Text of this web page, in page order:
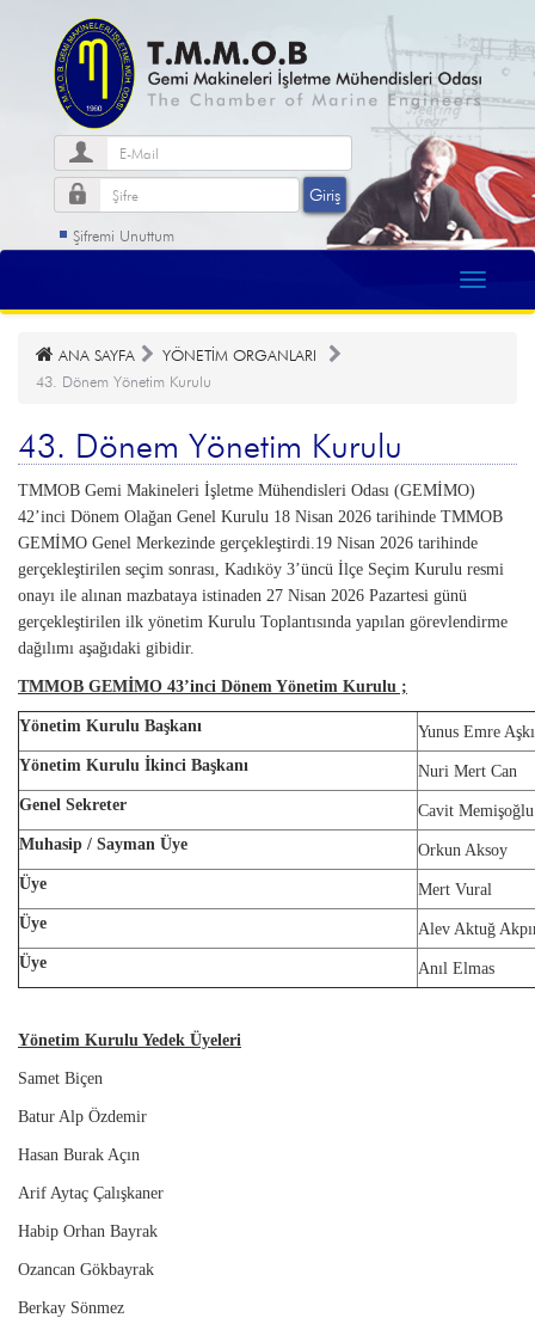
Şifremi Unuttum
ANA SAYFA
YÖNETİM ORGANLARI
43. Dönem Yönetim Kurulu
43. Dönem Yönetim Kurulu
TMMOB Gemi Makineleri İşletme Mühendisleri Odası (GEMİMO)
42’inci Dönem Olağan Genel Kurulu 18 Nisan 2026 tarihinde TMMOB
GEMİMO Genel Merkezinde gerçekleştirdi.19 Nisan 2026 tarihinde
gerçekleştirilen seçim sonrası, Kadıköy 3’üncü İlçe Seçim Kurulu resmi
onayı ile alınan mazbataya istinaden 27 Nisan 2026 Pazartesi günü
gerçekleştirilen ilk yönetim Kurulu Toplantısında yapılan görevlendirme
dağılımı aşağıdaki gibidir.
TMMOB GEMİMO 43’inci Dönem Yönetim Kurulu ;
Yönetim Kurulu Başkanı
Yunus Emre
Yönetim Kurulu İkinci Başkanı
Nuri Mert Can
Genel Sekreter
Cavit Memişoğlu
Muhasip / Sayman Üye
Orkun Aksoy
Üye
Mert Vural
Üye
Alev Aktuğ
Üye
Anıl Elmas
Yönetim Kurulu Yedek Üyeleri
Samet Biçen
Batur Alp Özdemir
Hasan Burak Açın
Arif Aytaç Çalışkaner
Habip Orhan Bayrak
Ozancan Gökbayrak
Berkay Sönmez